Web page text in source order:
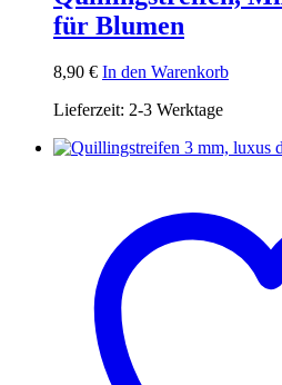
für Blumen
8,90 € In den Warenkorb
Lieferzeit: 2-3 Werktage